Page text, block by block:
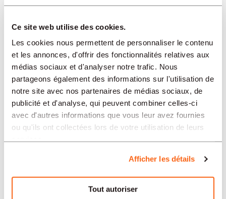
Ce site web utilise des cookies.
Les cookies nous permettent de personnaliser le contenu
et les annonces, d'offrir des fonctionnalités relatives aux
médias sociaux et d'analyser notre trafic. Nous
partageons également des informations sur l'utilisation de
notre site avec nos partenaires de médias sociaux, de
publicité et d'analyse, qui peuvent combiner celles-ci
avec d'autres informations que vous leur avez fournies
ou qu'ils ont collectées lors de votre utilisation de leurs
Afficher les détails
Tout autoriser
SECTEURS
PROFESSION
TIPO
offres dans d'autres régions :